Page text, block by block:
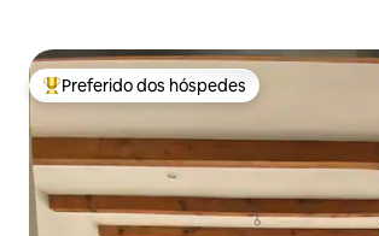
Entre os melhores preferidos dos hóspedes
Preferido dos hóspedes